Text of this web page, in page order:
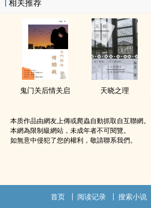
相关推荐
鬼门关后情关启 天晓之理
本质作品由網友上傳或爬蟲自動抓取自互聯網。
本網為限制級網站，未成年者不可閱覽。
如無意中侵犯了您的權利，敬請聯系我們。
首页 阅读记录 搜索小说